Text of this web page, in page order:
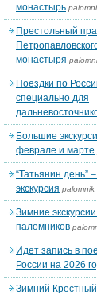
монастырь
Престольный
монастыря
Поездки по
специально для
Большие
феврале и марте
“Татьянин день”
экскурсия palomnik
Зимние
паломников
Идет запись в
России на 2026
Зимний